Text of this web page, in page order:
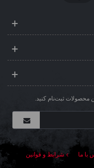
محصولات ثبت‌نام کنید.
با ما
شرایط و قوانین